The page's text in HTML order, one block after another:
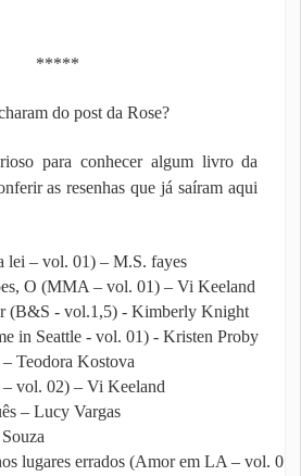
*****
do post da Rose?
para conhecer algum livro da
as resenhas que já saíram aqui
lei – vol. 01) – M.S. fayes
O (MMA – vol. 01) – Vi Keeland
(B&S - vol.1,5) - Kimberly Knight
in Seattle - vol. 01) - Kristen Proby
Teodora Kostova
vol. 02) – Vi Keeland
– Lucy Vargas
lugares errados (Amor em LA – vol.